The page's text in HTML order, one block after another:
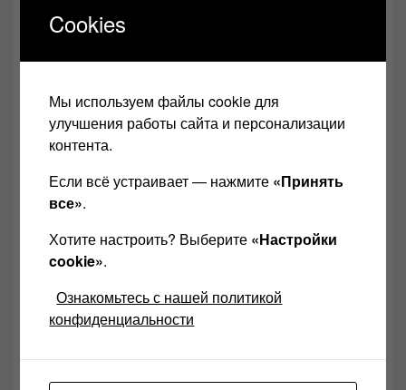
считается самым лучшим и это правда, это
Звук можно крутить как хочется.))
Уведомление:cplay | ЗВУКОМАНИЯ
Уведомление:
ЗВУКОМАНИЯ
Уведомление: Как подключить усилитель к
компьютеру | ЗВУКОМАНИЯ
Cookies
Мы используем файлы cookie для
улучшения работы сайта и персонализации
контента.
Если всё устраивает — нажмите «Принять
все».
Хотите настроить? Выберите «Настройки
cookie».
Ознакомьтесь с нашей политикой
конфиденциальности